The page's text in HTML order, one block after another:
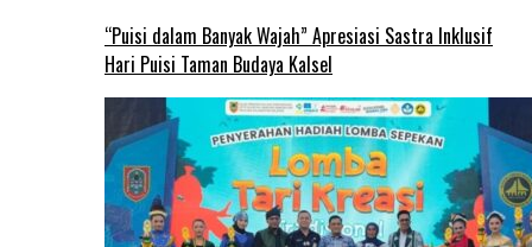
“Puisi dalam Banyak Wajah” Apresiasi Sastra Inklusif
Hari Puisi Taman Budaya Kalsel